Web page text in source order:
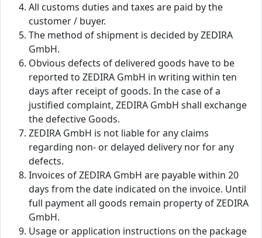
All customs duties and taxes are paid by the
customer / buyer.
The method of shipment is decided by ZEDIRA
GmbH.
Obvious defects of delivered goods have to be
reported to ZEDIRA GmbH in writing within ten
days after receipt of goods. In the case of a
justified complaint, ZEDIRA GmbH shall exchange
the defective Goods.
ZEDIRA GmbH is not liable for any claims
regarding non- or delayed delivery nor for any
defects.
Invoices of ZEDIRA GmbH are payable within 20
days from the date indicated on the invoice. Until
full payment all goods remain property of ZEDIRA
GmbH.
Usage or application instructions on the package